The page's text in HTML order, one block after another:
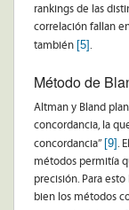
rankings de las
correlación fallan
también [5].
Método de
Altman y Bland
concordancia, la
concordancia” [9].
métodos permitía
precisión. Para
bien los métodos